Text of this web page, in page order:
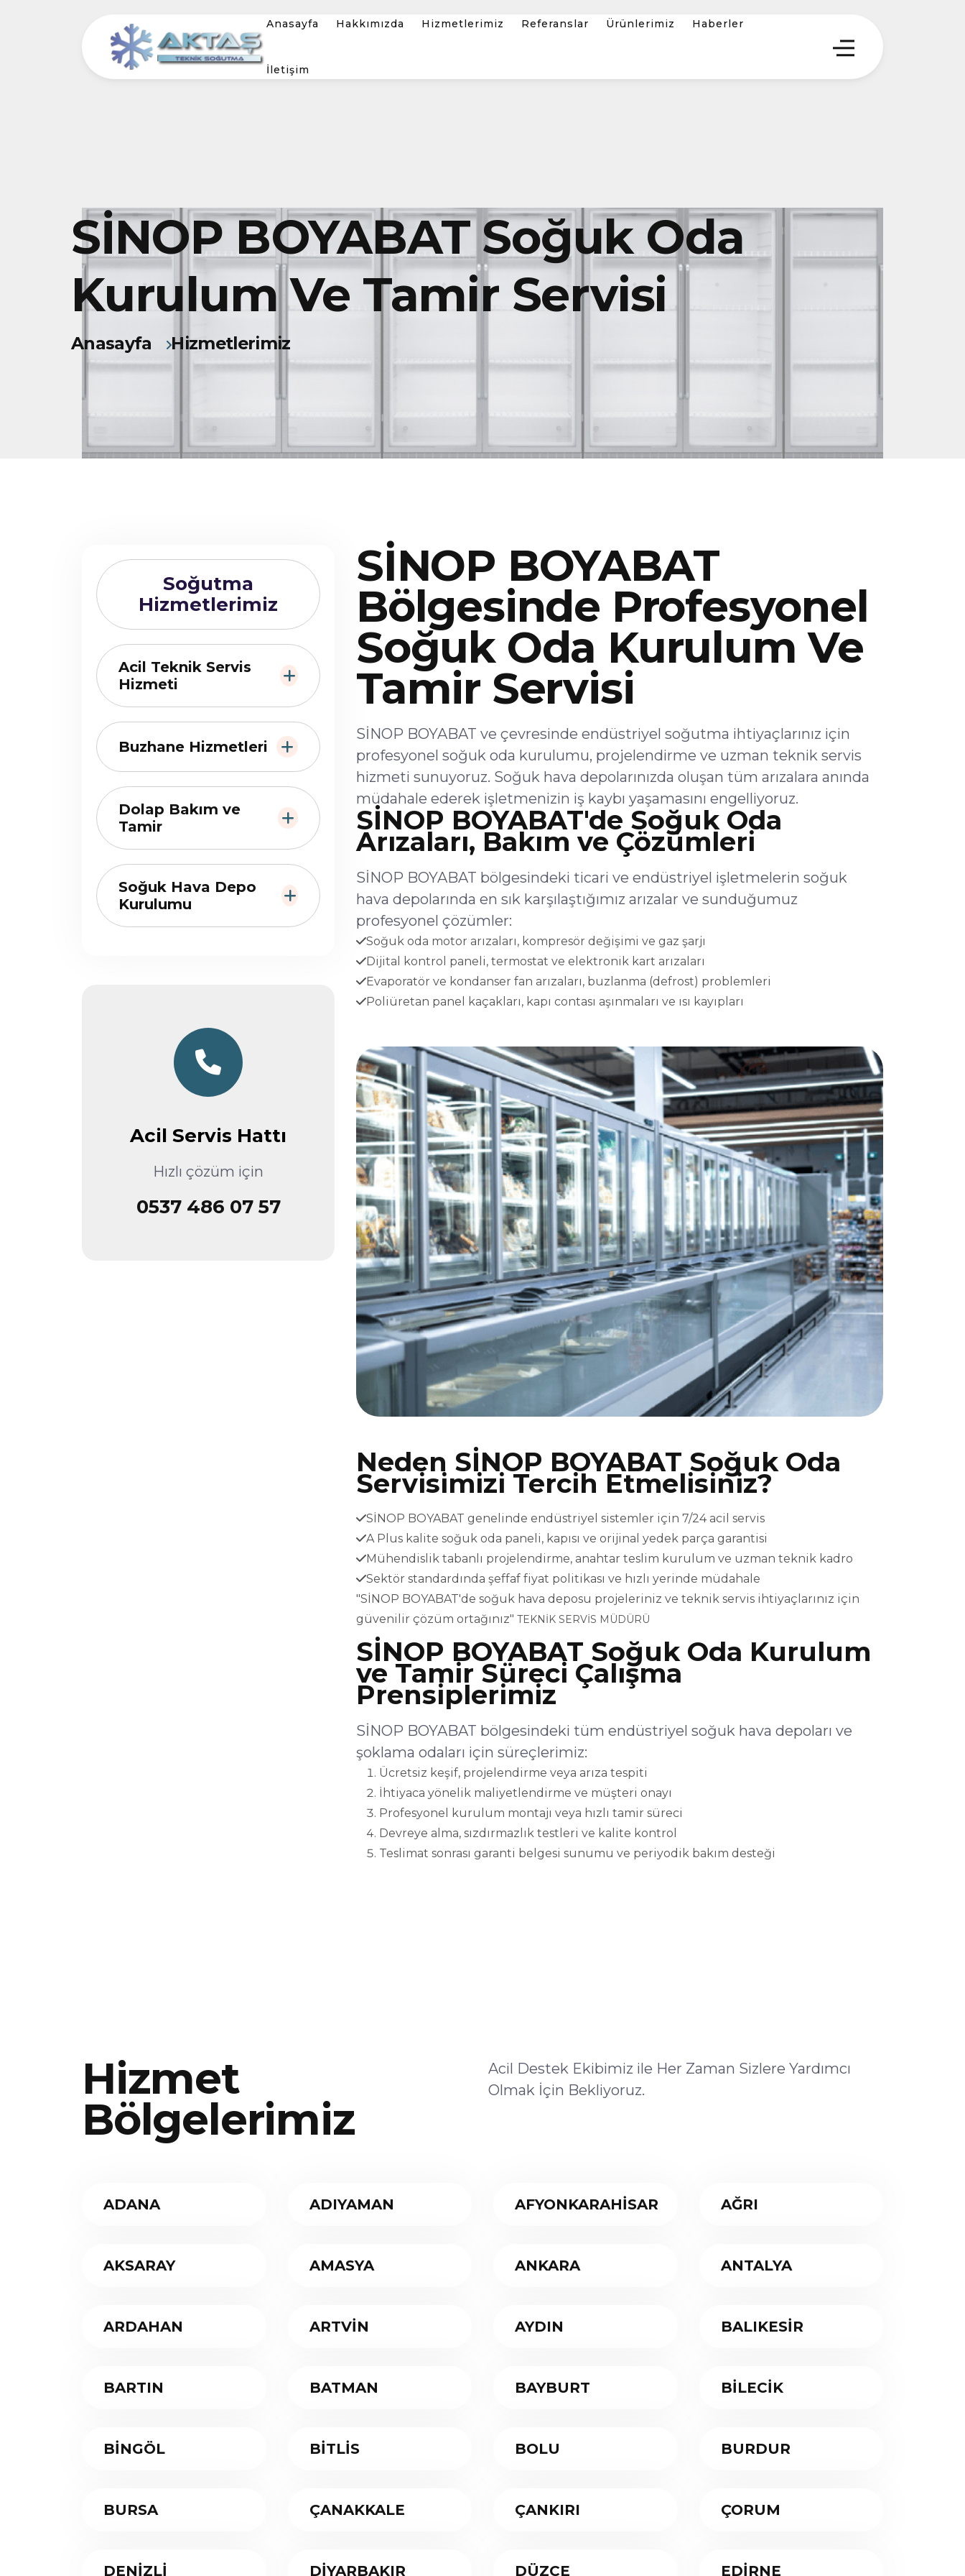
Anasayfa Hakkımızda Hizmetlerimiz Referanslar Ürünlerimiz Haberler
İletişim
SİNOP BOYABAT Soğuk Oda
Kurulum Ve Tamir Servisi
Anasayfa Hizmetlerimiz
Soğutma
Hizmetlerimiz
Acil Teknik Servis
Hizmeti
Buzhane Hizmetleri
Dolap Bakım ve
Tamir
Soğuk Hava Depo
Kurulumu
Acil Servis Hattı
Hızlı çözüm için
0537 486 07 57
SİNOP BOYABAT
Bölgesinde Profesyonel
Soğuk Oda Kurulum Ve
Tamir Servisi
SİNOP BOYABAT ve çevresinde endüstriyel soğutma ihtiyaçlarınız için
profesyonel soğuk oda kurulumu, projelendirme ve uzman teknik servis
hizmeti sunuyoruz. Soğuk hava depolarınızda oluşan tüm arızalara anında
müdahale ederek işletmenizin iş kaybı yaşamasını engelliyoruz.
SİNOP BOYABAT'de Soğuk Oda
Arızaları, Bakım ve Çözümleri
SİNOP BOYABAT bölgesindeki ticari ve endüstriyel işletmelerin soğuk
hava depolarında en sık karşılaştığımız arızalar ve sunduğumuz
profesyonel çözümler:
Soğuk oda motor arızaları, kompresör değişimi ve gaz şarjı
Dijital kontrol paneli, termostat ve elektronik kart arızaları
Evaporatör ve kondanser fan arızaları, buzlanma (defrost) problemleri
Poliüretan panel kaçakları, kapı contası aşınmaları ve ısı kayıpları
Neden SİNOP BOYABAT Soğuk Oda
Servisimizi Tercih Etmelisiniz?
SİNOP BOYABAT genelinde endüstriyel sistemler için 7/24 acil servis
A Plus kalite soğuk oda paneli, kapısı ve orijinal yedek parça garantisi
Mühendislik tabanlı projelendirme, anahtar teslim kurulum ve uzman teknik kadro
Sektör standardında şeffaf fiyat politikası ve hızlı yerinde müdahale
"SİNOP BOYABAT'de soğuk hava deposu projeleriniz ve teknik servis ihtiyaçlarınız için
güvenilir çözüm ortağınız" TEKNİK SERVİS MÜDÜRÜ
SİNOP BOYABAT Soğuk Oda Kurulum
ve Tamir Süreci Çalışma
Prensiplerimiz
SİNOP BOYABAT bölgesindeki tüm endüstriyel soğuk hava depoları ve
şoklama odaları için süreçlerimiz:
Ücretsiz keşif, projelendirme veya arıza tespiti
İhtiyaca yönelik maliyetlendirme ve müşteri onayı
Profesyonel kurulum montajı veya hızlı tamir süreci
Devreye alma, sızdırmazlık testleri ve kalite kontrol
Teslimat sonrası garanti belgesi sunumu ve periyodik bakım desteği
Hizmet
Bölgelerimiz
Acil Destek Ekibimiz ile Her Zaman Sizlere Yardımcı
Olmak İçin Bekliyoruz.
ADANA ADIYAMAN AFYONKARAHİSAR AĞRI
AKSARAY AMASYA ANKARA ANTALYA
ARDAHAN ARTVİN AYDIN BALIKESİR
BARTIN BATMAN BAYBURT BİLECİK
BİNGÖL BİTLİS BOLU BURDUR
BURSA ÇANAKKALE ÇANKIRI ÇORUM
DENİZLİ DİYARBAKIR DÜZCE EDİRNE